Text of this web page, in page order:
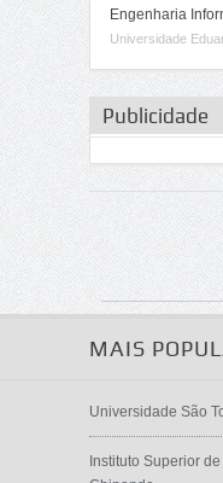
Engenharia
Universidade
Publicidade
MAIS
Universidade São
Instituto Superior